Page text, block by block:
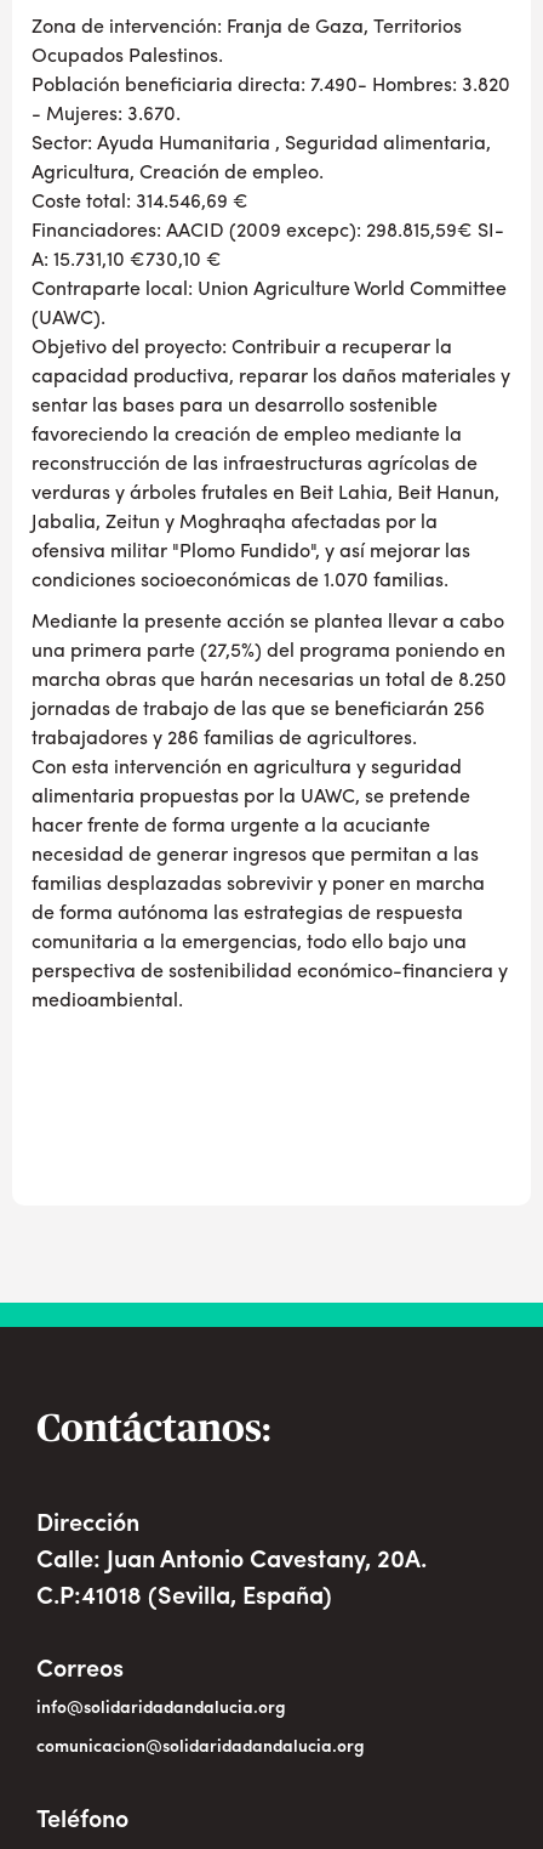
Zona de intervención: Franja de Gaza, Territorios
Ocupados Palestinos.
Población beneficiaria directa: 7.490- Hombres: 3.820
- Mujeres: 3.670.
Sector: Ayuda Humanitaria , Seguridad alimentaria,
Agricultura, Creación de empleo.
Coste total: 314.546,69 €
Financiadores: AACID (2009 excepc): 298.815,59€ SI-
A: 15.731,10 €730,10 €
Contraparte local: Union Agriculture World Committee
(UAWC).
Objetivo del proyecto: Contribuir a recuperar la
capacidad productiva, reparar los daños materiales y
sentar las bases para un desarrollo sostenible
favoreciendo la creación de empleo mediante la
reconstrucción de las infraestructuras agrícolas de
verduras y árboles frutales en Beit Lahia, Beit Hanun,
Jabalia, Zeitun y Moghraqha afectadas por la
ofensiva militar "Plomo Fundido", y así mejorar las
condiciones socioeconómicas de 1.070 familias.
Mediante la presente acción se plantea llevar a cabo
una primera parte (27,5%) del programa poniendo en
marcha obras que harán necesarias un total de 8.250
jornadas de trabajo de las que se beneficiarán 256
trabajadores y 286 familias de agricultores.
Con esta intervención en agricultura y seguridad
alimentaria propuestas por la UAWC, se pretende
hacer frente de forma urgente a la acuciante
necesidad de generar ingresos que permitan a las
familias desplazadas sobrevivir y poner en marcha
de forma autónoma las estrategias de respuesta
comunitaria a la emergencias, todo ello bajo una
perspectiva de sostenibilidad económico-financiera y
medioambiental.
Contáctanos:
Dirección
Calle: Juan Antonio Cavestany, 20A.
C.P:41018 (Sevilla, España)
Correos
info@solidaridadandalucia.org
comunicacion@solidaridadandalucia.org
Teléfono